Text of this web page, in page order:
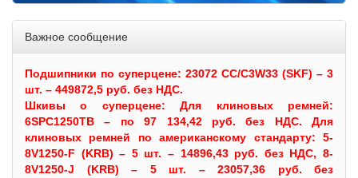
Важное сообщение
Подшипники по суперцене: 23072 CC/C3W33 (SKF) – 3
шт. – 449872,5 руб. без НДС.
Шкивыо суперцене:Для клиновых ремней:
6SPC1250TB – по 97 134,42 руб. без НДС. Для
клиновых ремней по американскому стандарту: 5-
8V1250-F (KRB) – 5 шт. – 14896,43 руб. без НДС, 8-
8V1250-J (KRB) – 5 шт. – 23057,36 руб. без